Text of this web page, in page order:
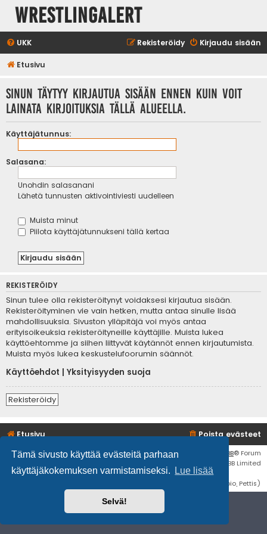
Tämä sivusto käyttää evästeitä parhaan
käyttäjäkokemuksen varmistamiseksi.
Lue lisää
Selvä!
WrestlingAlert
UKK Kirjaudu sisään
Rekisteröidy
Etusivu
Sinun täytyy kirjautua sisään ennen kuin voit
lainata kirjoituksia tällä alueella.
Käyttäjätunnus:
Salasana:
Unohdin salasanani
Lähetä tunnusten aktivointiviesti uudelleen
Muista minut
Piilota käyttäjätunnukseni tällä kertaa
REKISTERÖIDY
Sinun tulee olla rekisteröitynyt voidaksesi kirjautua sisään.
Rekisteröityminen vie vain hetken, mutta antaa sinulle lisää
mahdollisuuksia. Sivuston ylläpitäjä voi myös antaa
erityisoikeuksia rekisteröityneille käyttäjille. Muista lukea
käyttöehtomme ja siihen liittyvät käytännöt ennen kirjautumista.
Muista myös lukea keskustelufoorumin säännöt.
Käyttöehdot
Yksityisyyden suoja
Rekisteröidy
Etusivu Poista evästeet
Flat Style byIan Bradley• Keskustelufoorumin ohjelmisto phpBB® Forum
Software © phpBB Limited
Käännös: phpBB Suomi (lurttinen, harritapio, Pettis)